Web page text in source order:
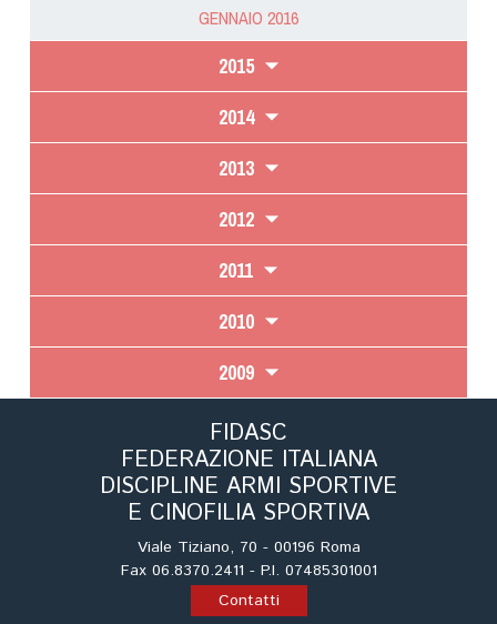
GENNAIO 2016
2015
2014
2013
2012
2011
2010
2009
FIDASC
FEDERAZIONE ITALIANA
DISCIPLINE ARMI SPORTIVE
E CINOFILIA SPORTIVA
Viale Tiziano, 70 - 00196 Roma
Fax 06.8370.2411 - P.I. 07485301001
Contatti